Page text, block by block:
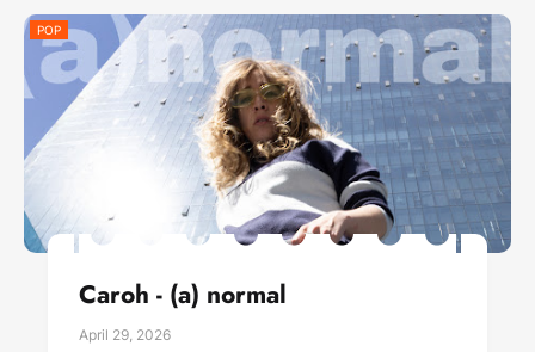
POP
Caroh - (a) normal
April 29, 2026